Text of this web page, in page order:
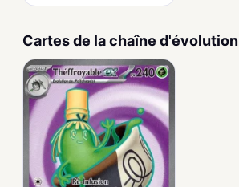
Cartes de la chaîne d'évolution